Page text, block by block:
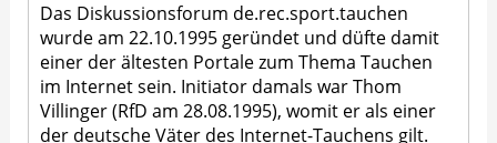
Das Diskussionsforum de.rec.sport.tauchen
wurde am 22.10.1995 geründet und düfte damit
einer der ältesten Portale zum Thema Tauchen
im Internet sein. Initiator damals war Thom
Villinger (RfD am 28.08.1995), womit er als einer
der deutsche Väter des Internet-Tauchens gilt.